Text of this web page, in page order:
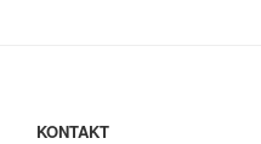
KONTAKT